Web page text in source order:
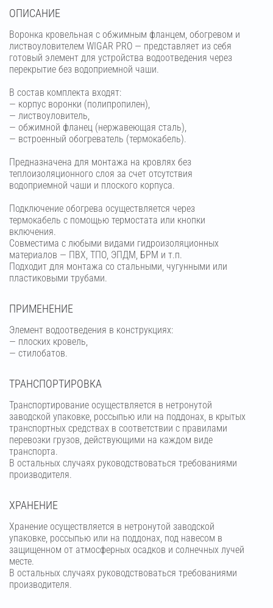
OПИСАНИЕ
Воронка кровельная с обжимным фланцем, обогревом и
листвоуловителем WIGAR PRO — представляет из себя
готовый элемент для устройства водоотведения через
перекрытие без водоприемной чаши.
В состав комплекта входят:
— корпус воронки (полипропилен),
— листвоуловитель,
— обжимной фланец (нержавеющая сталь),
— встроенный обогреватель (термокабель).
Предназначена для монтажа на кровлях без
теплоизоляционного слоя за счет отсутствия
водоприемной чаши и плоского корпуса.
Подключение обогрева осуществляется через
термокабель с помощью термостата или кнопки
включения.
Совместима с любыми видами гидроизоляционных
материалов — ПВХ, ТПО, ЭПДМ, БРМ и т.п.
Подходит для монтажа со стальными, чугунными или
пластиковыми трубами.
ПРИМЕНЕНИЕ
Элемент водоотведения в конструкциях:
— плоских кровель,
— стилобатов.
ТРАНСПОРТИРОВКА
Транспортирование осуществляется в нетронутой
заводской упаковке, россыпью или на поддонах, в крытых
транспортных средствах в соответствии с правилами
перевозки грузов, действующими на каждом виде
транспорта.
В остальных случаях руководствоваться требованиями
производителя.
ХРАНЕНИЕ
Хранение осуществляется в нетронутой заводской
упаковке, россыпью или на поддонах, под навесом в
защищенном от атмосферных осадков и солнечных лучей
месте.
В остальных случаях руководствоваться требованиями
производителя.